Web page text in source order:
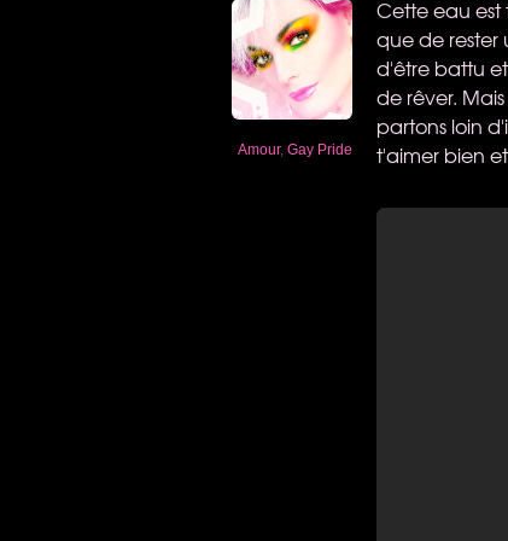
Amour, Gay Pride
Cette eau est
que de rester
d'être battu
de rêver.
partons loin
t'aimer bien